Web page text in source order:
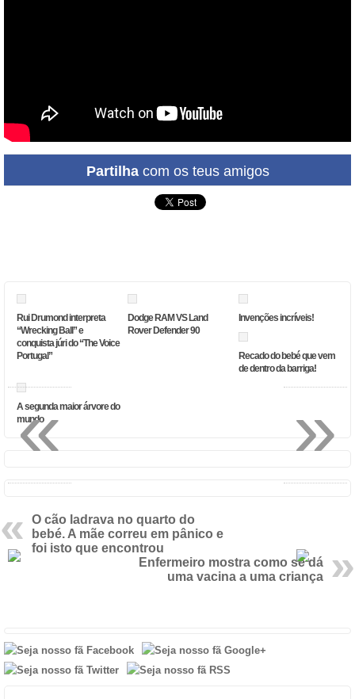
Partilhacom os teus amigos
Rui Drumond interpreta
“Wrecking Ball” e
conquista júri do “The Voice
Portugal”
Dodge RAM VS Land
Rover Defender 90
Invenções incríveis!
Recado do bebé que vem
de dentro da barriga!
A segunda maior árvore do
mundo
O cão ladrava no quarto do
bebé. A mãe correu em pânico e
foi isto que encontrou
Enfermeiro mostra como se dá
uma vacina a uma criança
»
«